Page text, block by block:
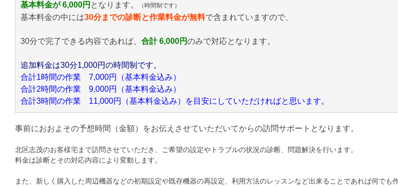
基本料金が 6,000円 となります。 （時間制です）
基本料金の中には30分までの診断と作業料金が無料で含まれていますので、
30分で完了できる内容であれば、 合計 6,000円のみで対応となります。
追加料金は30分1,000円の時間制です。
合計1時間の作業 7,000円（基本料金込み）
合計2時間の作業 9,000円（基本料金込み）
合計3時間の作業 11,000円（基本料金込み）を目安にしていただければと思います。
事前におおよその予想時間（金額）をお伝えさせていただいてからの訪問サポートとなります。
北区志茂のお客様宅まで訪問させていただき、ご希望の設定やトラブルの状況の診断、問題解決を行います。
料金は診断とその対応内容により変動します。
また、新しく購入した周辺機器などの初期設定や既存機器の再設定、利用方法のレッスンなど出来ることであれば何でも